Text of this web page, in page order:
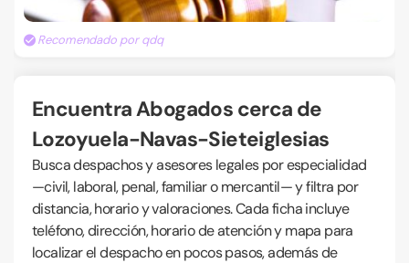
Recomendado por qdq
Encuentra Abogados cerca de
Lozoyuela-Navas-Sieteiglesias
Busca despachos y asesores legales por especialidad
—civil, laboral, penal, familiar o mercantil— y filtra por
distancia, horario y valoraciones. Cada ficha incluye
teléfono, dirección, horario de atención y mapa para
localizar el despacho en pocos pasos, además de